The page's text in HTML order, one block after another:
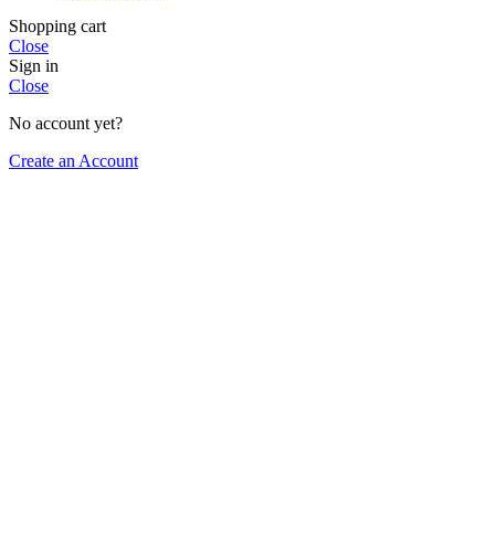
Shopping cart
Close
Sign in
Close
No account yet?
Create an Account